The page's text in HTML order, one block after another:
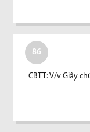
86
CBTT: V/v Giấy